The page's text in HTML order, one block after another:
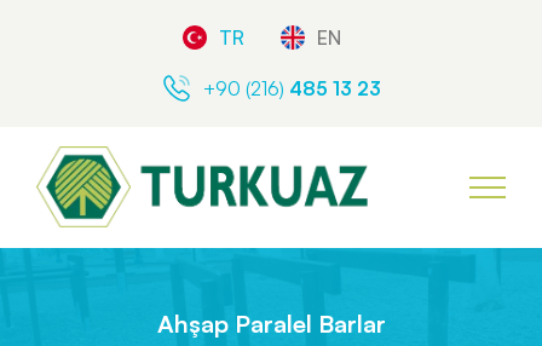
TR EN
+90 (216) 485 13 23
Ahşap Paralel Barlar